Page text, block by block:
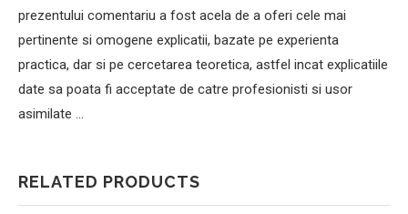
prezentului comentariu a fost acela de a oferi cele mai
pertinente si omogene explicatii, bazate pe experienta
practica, dar si pe cercetarea teoretica, astfel incat explicatiile
date sa poata fi acceptate de catre profesionisti si usor
asimilate …
RELATED PRODUCTS